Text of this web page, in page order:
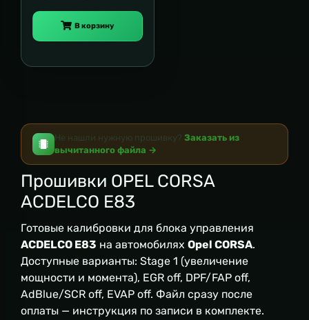
В корзину
Не нашли нужную прошивку? Заказать из
вычитанного файла →
Прошивки OPEL CORSA
ACDELCO E83
Готовые калибровки для блока управления
ACDELCO E83 на автомобилях Opel CORSA.
Доступные варианты: Stage 1 (увеличение
мощности и момента), EGR off, DPF/FAP off,
AdBlue/SCR off, EVAP off. Файл сразу после
оплаты — инструкция по записи в комплекте.